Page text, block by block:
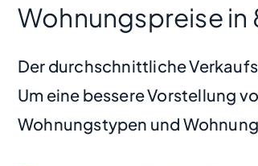
Wohnungspreise in
Der durchschnittliche
Um eine bessere Vorstellung
Wohnungstypen und